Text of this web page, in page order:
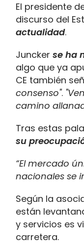
El presidente
discurso del
actualidad.
Juncker se ha
algo que ya
CE también
consenso".
camino
Tras estas
su
“El mercado
nacionales se
Según la
están
y servicios es
carretera.